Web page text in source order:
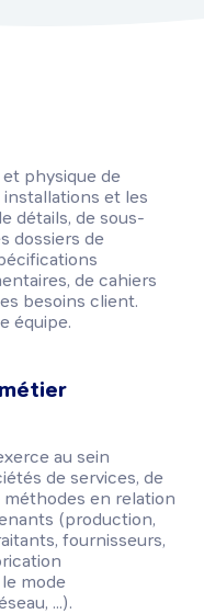
physique de
et les
détails, de sous-
dossiers de
de cahiers
besoins client.
équipe.
au sein
de services, de
méthodes en relation
(production,
fournisseurs,
mode
...).